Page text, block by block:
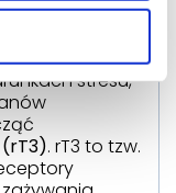
T4 we
ma
T3
stresu,
. rT3 to tzw.